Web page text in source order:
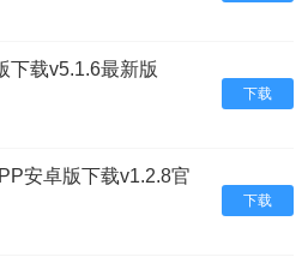
下载v5.1.6最新版
下载
安卓版下载v1.2.8官
下载